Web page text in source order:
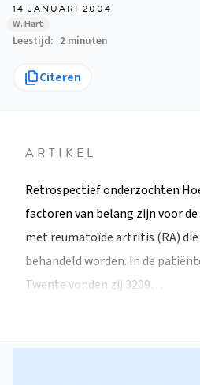
14 JANUARI 2004
W. Hart
Leestijd 2 minuten
Citeren
ARTIKEL
Retrospectief onderzochten
factoren van belang zijn voor
met reumatoïde artritis (RA)
behandeld worden. In de
Twente vonden zij 3209…